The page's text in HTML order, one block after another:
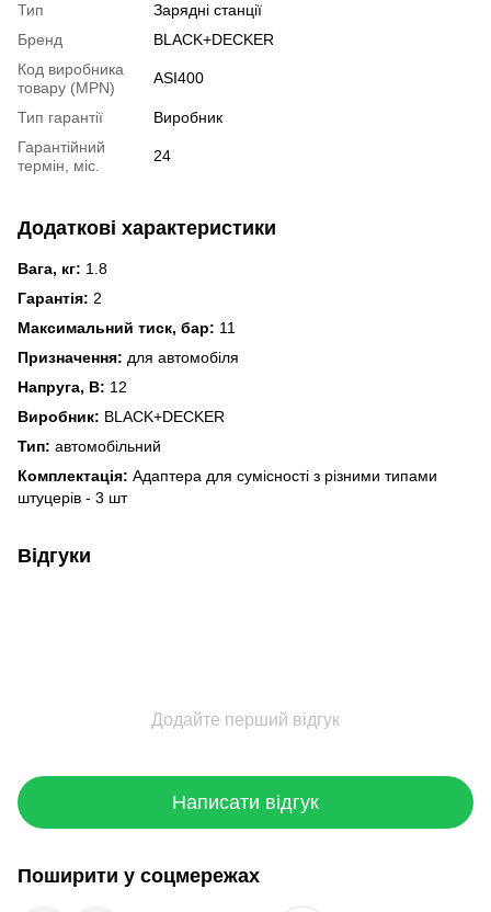
Тип
Зарядні станції
Бренд
BLACK+DECKER
Код виробника
товару (MPN)
ASI400
Тип гарантії
Виробник
Гарантійний
термін, міс.
24
Додаткові характеристики
Вага, кг: 1.8
Гарантія: 2
Максимальний тиск, бар: 11
Призначення: для автомобіля
Напруга, В: 12
Виробник: BLACK+DECKER
Тип: автомобільний
Комплектація: Адаптера для сумісності з різними типами
штуцерів - 3 шт
Відгуки
Додайте перший відгук
Написати відгук
Поширити у соцмережах